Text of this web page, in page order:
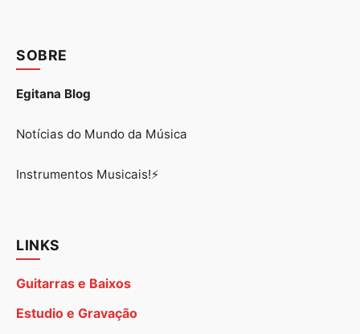
SOBRE
Egitana Blog
Notícias do Mundo da Música
Instrumentos Musicais!⚡
LINKS
Guitarras e Baixos
Estudio e Gravação